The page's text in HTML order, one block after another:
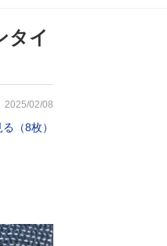
タイ
2025/02/08
（8枚）